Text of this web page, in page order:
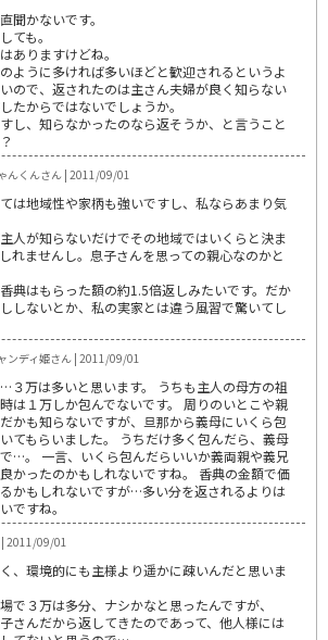
聞かないです。
ても。
ありますけどね。
ように多ければ多いほどと歓迎されるというよ
ので、返されたのは主さん夫婦が良く知らない
たからではないでしょうか。
し、知らなかったのなら返そうか、と言うこと
んくんさん | 2011/09/01
は地域性や家柄も強いですし、私ならあまり気
人が知らないだけでその地域ではいくらと決ま
れませんし。息子さんを思っての親心なのかと
典はもらった額の約1.5倍返しみたいです。だか
しないとか、私の実家とは違う風習で驚いてし
ンディ姫さん | 2011/09/01
３万は多いと思います。 うちも主人の母方の祖
は１万しか包んでないです。 周りのいとこや親
かも知らないですが、旦那から義母にいくら包
てもらいました。 うちだけ多く包んだら、義母
…。 一言、いくら包んだらいいか義両親や義兄
かったのかもしれないですね。 香典の金額で価
かもしれないですが…多い分を返されるよりは
ですね。
| 2011/09/01
、環境的にも主様より遥かに疎いんだと思いま
で３万は多分、ナシかなと思ったんですが、
さんだから返してきたのであって、他人様には